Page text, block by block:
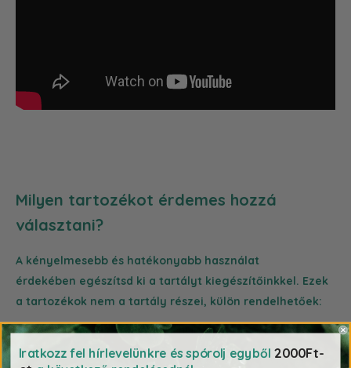
Milyen tartozékot érdemes hozzá
választani?
A kényelmesebb és hatékonyabb használat
érdekében egészítsd ki a tartályt kiegészítőinkkel. Ezek
a tartozékok nem a tartály részei, külön rendelhetőek:
A tartályon 3 3/4"-es bemeneti nyílás található, melyre akár:
csapot
Iratkozz fel hírlevelünkre és spórolj egyből 2000Ft-